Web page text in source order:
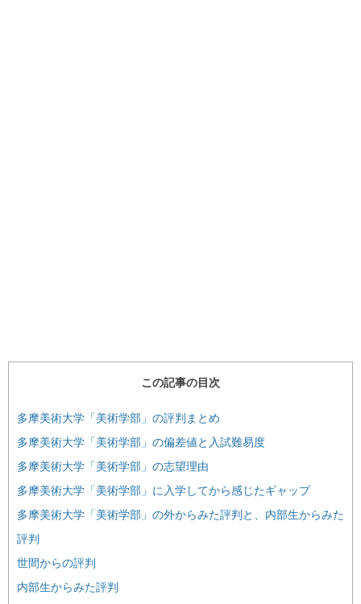
この記事の目次
多摩美術大学「美術学部」の評判まとめ
多摩美術大学「美術学部」の偏差値と入試難易度
多摩美術大学「美術学部」の志望理由
多摩美術大学「美術学部」に入学してから感じたギャップ
多摩美術大学「美術学部」の外からみた評判と、内部生からみた
評判
世間からの評判
内部生からみた評判